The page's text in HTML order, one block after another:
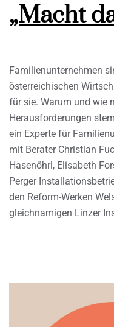
„Macht
Familienunternehmen
österreichischen
für sie. Warum und wie
Herausforderungen
ein Experte für
mit Berater Christian
Hasenöhrl, Elisabeth
Perger
den Reform-Werken
gleichnamigen Linzer